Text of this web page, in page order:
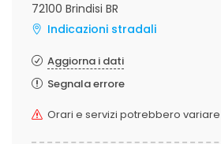
72100 Brindisi BR
Indicazioni stradali
Aggiorna i dati
Segnala errore
Orari e servizi potrebbero variare